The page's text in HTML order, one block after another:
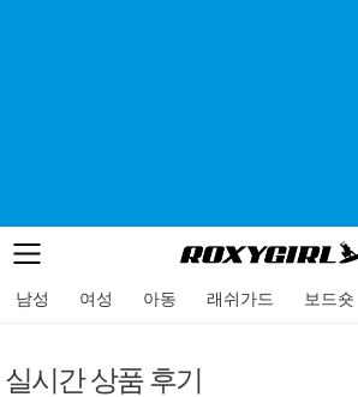
메뉴
로고
남성 여성 아동 래쉬가드 보드숏
실시간 상품 후기